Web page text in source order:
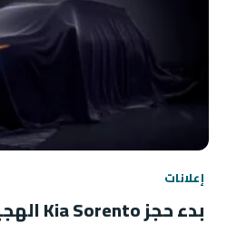
إعلانات
بدء حجز Kia Sorento الهجينة في الهند